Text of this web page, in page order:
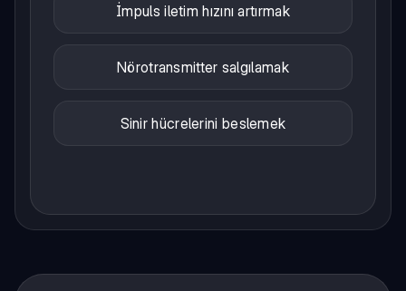
İmpuls iletim hızını artırmak
Nörotransmitter salgılamak
Sinir hücrelerini beslemek